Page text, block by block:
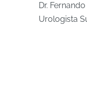
Dr.
Urologista